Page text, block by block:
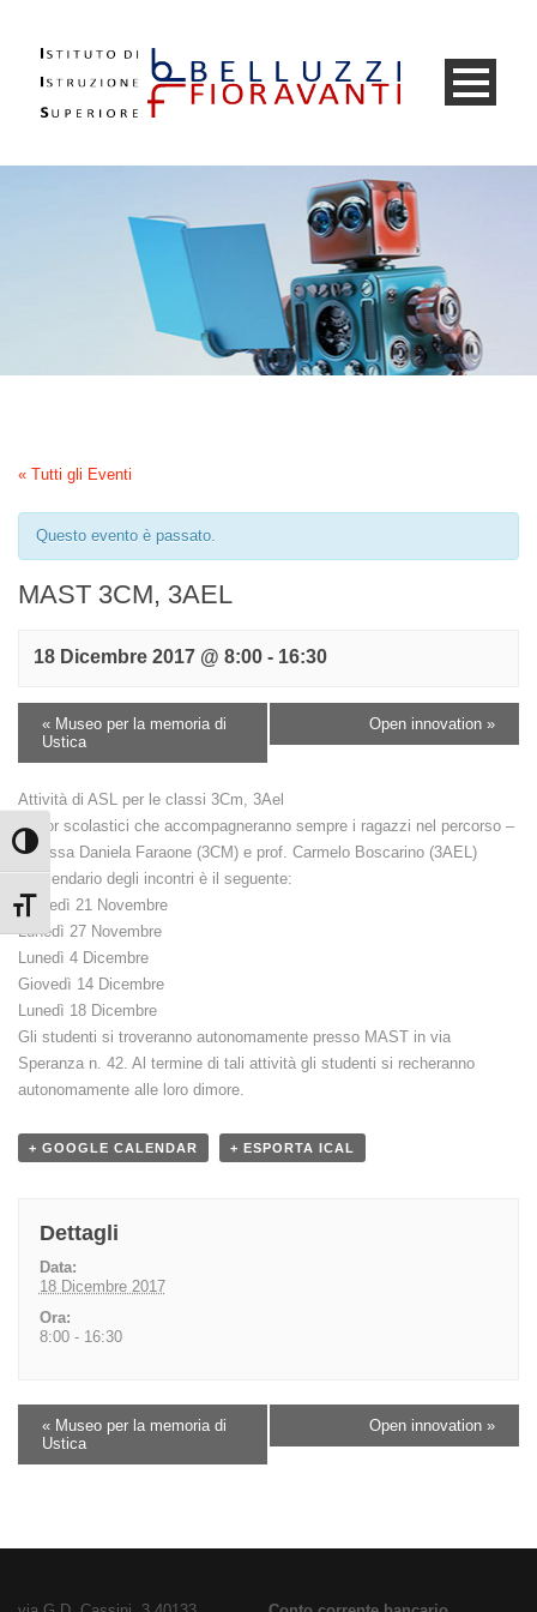
Attiva/disattiva alto contrasto
Attiva/disattiva dimensione testo
« Tutti gli Eventi
Questo evento è passato.
MAST 3CM, 3AEL
18 Dicembre 2017 @ 8:00 - 16:30
« Museo per la memoria di
Ustica
Open innovation »
Attività di ASL per le classi 3Cm, 3Ael
I tutor scolastici che accompagneranno sempre i ragazzi nel percorso –
prof.ssa Daniela Faraone (3CM) e prof. Carmelo Boscarino (3AEL)
Il calendario degli incontri è il seguente:
Martedì 21 Novembre
Lunedì 27 Novembre
Lunedì 4 Dicembre
Giovedì 14 Dicembre
Lunedì 18 Dicembre
Gli studenti si troveranno autonomamente presso MAST in via
Speranza n. 42. Al termine di tali attività gli studenti si recheranno
autonomamente alle loro dimore.
+ GOOGLE CALENDAR + ESPORTA ICAL
Dettagli
Data:
18 Dicembre 2017
Ora:
8:00 - 16:30
« Museo per la memoria di
Ustica
Open innovation »